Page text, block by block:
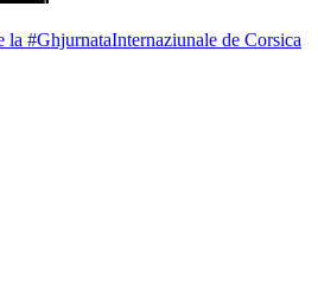
la #GhjurnataInternaziunale de Corsica